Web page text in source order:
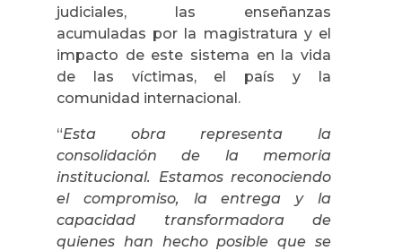
judiciales, las enseñanzas
acumuladas por la magistratura y el
impacto de este sistema en la vida
de las víctimas, el país y la
comunidad internacional.
“Esta obra representa la
consolidación de la memoria
institucional. Estamos reconociendo
el compromiso, la entrega y la
capacidad transformadora de
quienes han hecho posible que se